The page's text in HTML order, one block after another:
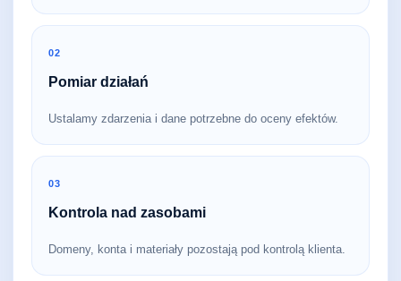
02
Pomiar działań
Ustalamy zdarzenia i dane potrzebne do oceny efektów.
03
Kontrola nad zasobami
Domeny, konta i materiały pozostają pod kontrolą klienta.